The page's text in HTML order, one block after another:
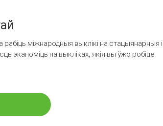
міжнародныя выклікі на стацыянарныя і
эканоміць на выкліках, якія вы ўжо робіце